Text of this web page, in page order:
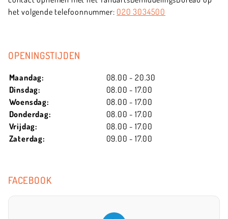
het volgende telefoonnummer: 020 3034500
OPENINGSTIJDEN
Maandag:
08.00 - 20.30
Dinsdag:
08.00 - 17.00
Woensdag:
08.00 - 17.00
Donderdag:
08.00 - 17.00
Vrijdag:
08.00 - 17.00
Zaterdag:
09.00 - 17.00
FACEBOOK